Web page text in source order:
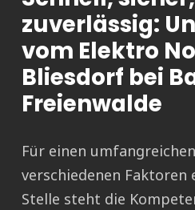
zuverlässig:
vom Elektro
Bliesdorf bei
Freienwalde
Für einen
verschiedenen Faktoren
Stelle steht die